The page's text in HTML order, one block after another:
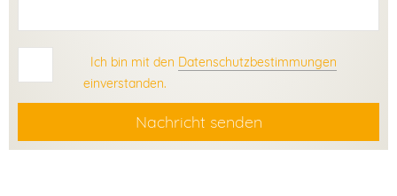
Ich bin mit den Datenschutzbestimmungen
einverstanden.
Nachricht senden